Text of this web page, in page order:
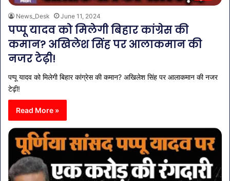
News_Desk June 11, 2024
पप्पू यादव को मिलेगी बिहार कांग्रेस की
कमान? अखिलेश सिंह पर आलाकमान की
नजर टेढ़ी!
पप्पू यादव को मिलेगी बिहार कांग्रेस की कमान? अखिलेश सिंह पर आलाकमान की नजर
टेढ़ी!
Read More »